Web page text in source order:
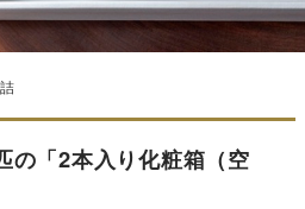
の「2本入り化粧箱（空